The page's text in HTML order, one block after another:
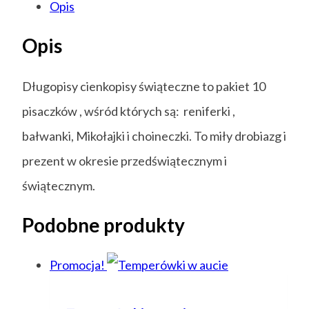
Opis
Opis
Długopisy cienkopisy świąteczne to pakiet 10
pisaczków , wśród których są: reniferki ,
bałwanki, Mikołajki i choineczki. To miły drobiazg i
prezent w okresie przedświątecznym i
świątecznym.
Podobne produkty
Promocja!